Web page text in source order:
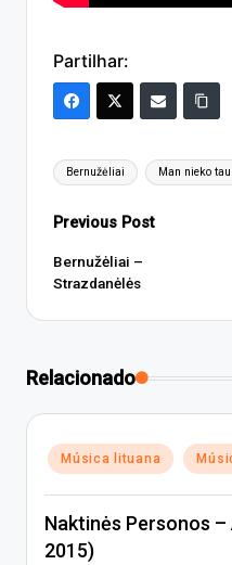
Partilhar:
Tags:
Bernužėliai Man nieko
Post
navigation
Previous Post
Bernužėliai –
Strazdanėlės
Relacionado
Posted
in
Música lituana
Naktinės Personos
2015)